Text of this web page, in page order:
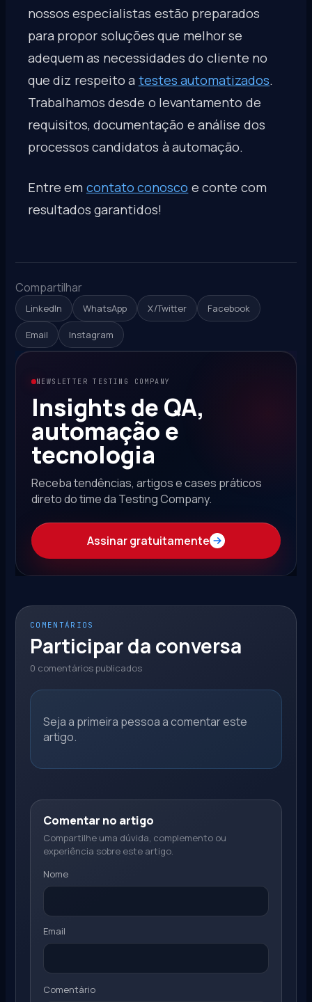
nossos especialistas estão preparados
para propor soluções que melhor se
adequem as necessidades do cliente no
que diz respeito a testes automatizados.
Trabalhamos desde o levantamento de
requisitos, documentação e análise dos
processos candidatos à automação.
Entre em contato conosco e conte com
resultados garantidos!
Compartilhar
LinkedIn WhatsApp X/Twitter Facebook
Email Instagram
NEWSLETTER TESTING COMPANY
Insights de QA,
automação e
tecnologia
Receba tendências, artigos e cases práticos
direto do time da Testing Company.
Assinar gratuitamente
COMENTÁRIOS
Participar da conversa
0 comentários publicados
Seja a primeira pessoa a comentar este
artigo.
Comentar no artigo
Compartilhe uma dúvida, complemento ou
experiência sobre este artigo.
Nome
Email
Comentário